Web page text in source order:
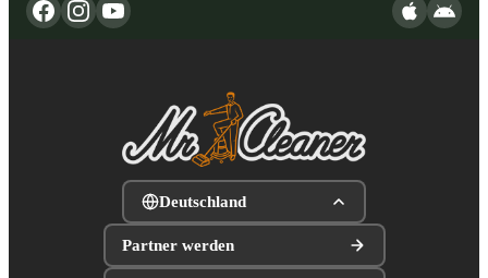
Deutschland
Partner werden